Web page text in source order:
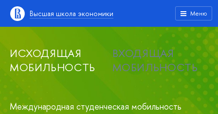
Высшая школа экономики Меню
ИСХОДЯЩАЯ
МОБИЛЬНОСТЬ
ВХОДЯЩАЯ
МОБИЛЬНОСТЬ
Международная студенческая мобильность